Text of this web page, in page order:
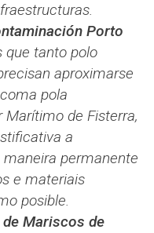
Porto
que tanto polo
aproximarse
pola
Marítimo de Fisterra,
a
permanente
e materiais
posible.
Mariscos de